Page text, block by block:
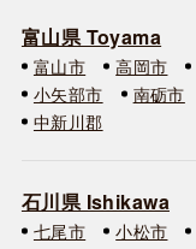
富山県 Toyama
富山市 高岡市
小矢部市
南砺市
中新川郡
石川県 Ishikawa
七尾市 小松市